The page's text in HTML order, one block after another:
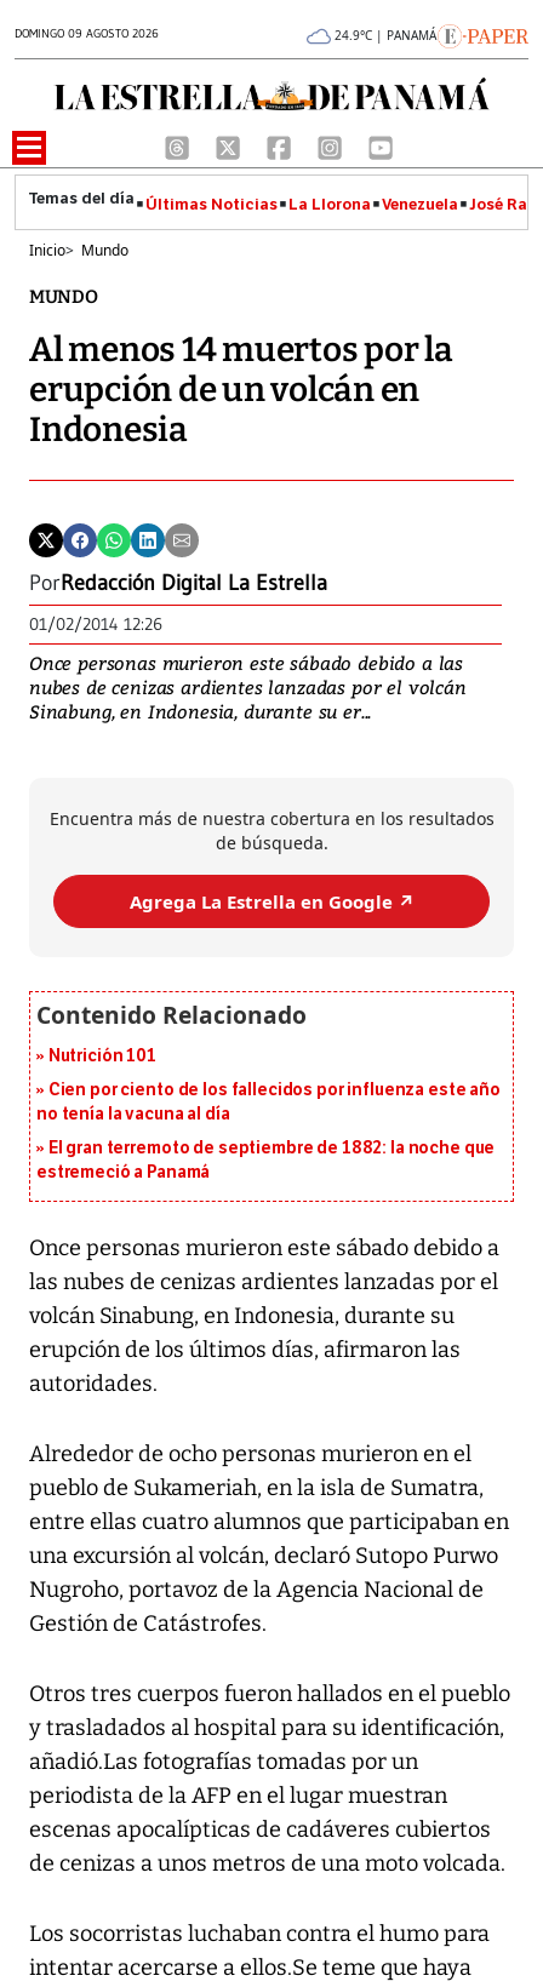
DOMINGO 09 AGOSTO 2026 24.9°C | PANAMÁ
Últimas Noticias La Llorona Venezuela José
Inicio> Mundo
MUNDO
Al menos 14 muertos por la
erupción de un volcán en
Indonesia
PorRedacción Digital La Estrella
01/02/2014 12:26
Once personas murieron este sábado debido a las
nubes de cenizas ardientes lanzadas por el volcán
Sinabung, en Indonesia, durante su er...
Encuentra más de nuestra cobertura en los resultados
de búsqueda.
Agrega La Estrella en Google ↗️
Nutrición 101
Cien por ciento de los fallecidos por influenza este año
no tenía la vacuna al día
El gran terremoto de septiembre de 1882: la noche que
estremeció a Panamá
Once personas murieron este sábado debido a
las nubes de cenizas ardientes lanzadas por el
volcán Sinabung, en Indonesia, durante su
erupción de los últimos días, afirmaron las
autoridades.
Alrededor de ocho personas murieron en el
pueblo de Sukameriah, en la isla de Sumatra,
entre ellas cuatro alumnos que participaban en
una excursión al volcán, declaró Sutopo Purwo
Nugroho, portavoz de la Agencia Nacional de
Gestión de Catástrofes.
Otros tres cuerpos fueron hallados en el pueblo
y trasladados al hospital para su identificación,
añadió.Las fotografías tomadas por un
periodista de la AFP en el lugar muestran
escenas apocalípticas de cadáveres cubiertos
de cenizas a unos metros de una moto volcada.
Los socorristas luchaban contra el humo para
intentar acercarse a ellos.Se teme que haya